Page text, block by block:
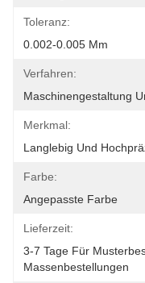
Toleranz:
0.002-0.005 Mm
Verfahren:
Maschinengestaltung
Merkmal:
Langlebig Und
Farbe:
Angepasste Farbe
Lieferzeit:
3-7 Tage Für
Massenbestellungen